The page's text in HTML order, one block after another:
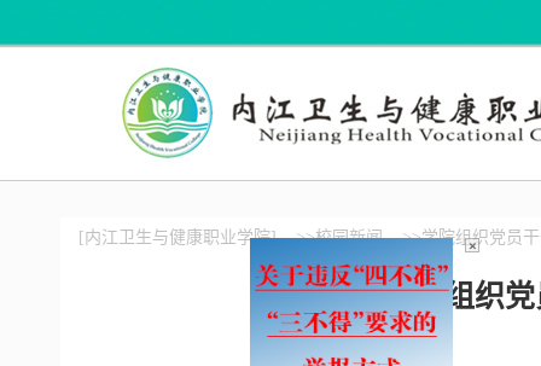
[内江卫生与健康职业学院] >>校园新闻 >>学院组织党员
学院组织